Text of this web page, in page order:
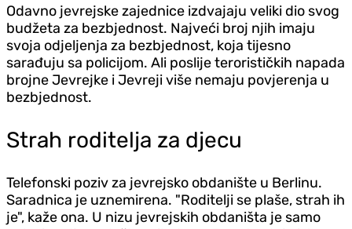
Odavno jevrejske zajednice izdvajaju veliki dio svog
budžeta za bezbjednost. Najveći broj njih imaju
svoja odjeljenja za bezbjednost, koja tijesno
sarađuju sa policijom. Ali poslije terorističkih napada
brojne Jevrejke i Jevreji više nemaju povjerenja u
bezbjednost.
Strah roditelja za djecu
Telefonski poziv za jevrejsko obdanište u Berlinu.
Saradnica je uznemirena. "Roditelji se plaše, strah ih
je", kaže ona. U nizu jevrejskih obdaništa je samo